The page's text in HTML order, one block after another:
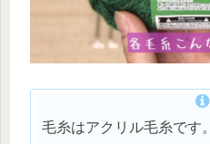
毛糸はアクリル毛糸です。